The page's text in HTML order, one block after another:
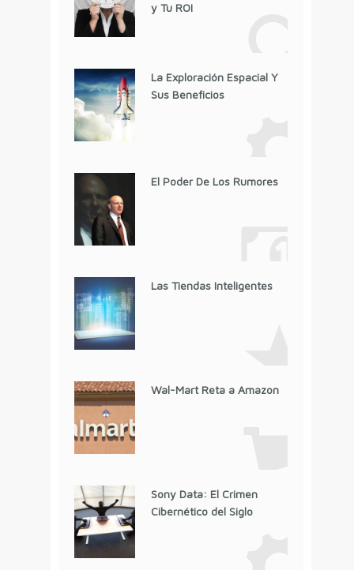
y Tu ROI
La Exploración Espacial Y
Sus Beneficios
El Poder De Los Rumores
Las Tiendas Inteligentes
Wal-Mart Reta a Amazon
Sony Data: El Crimen
Cibernético del Siglo